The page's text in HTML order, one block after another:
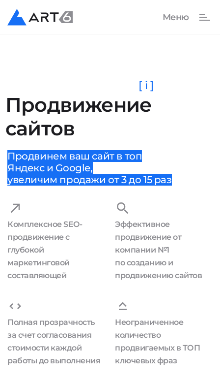
Продвижение
сайтов
[ i ]
Продвинем ваш сайт в топ
Яндекс и Google,
увеличим продажи от 3 до 15 раз
Комплексное SEO-
продвижение с
глубокой
маркетинговой
составляющей
Эффективное
продвижение от
компании №1
по созданию и
продвижению сайтов
Полная прозрачность
за счет согласования
стоимости каждой
работы до выполнения
Неограниченное
количество
продвигаемых в ТОП
ключевых фраз